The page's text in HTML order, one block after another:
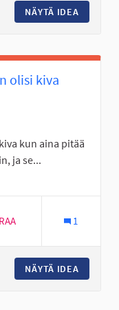
NÄYTÄ IDEA
olisi kiva
kun aina pitää
ja se...
Seinäjoki
1
NÄYTÄ IDEA